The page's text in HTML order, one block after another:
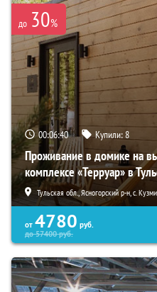
до 30%
00:06:38 Купили:8
Проживание в домике на
комплексе «Терруар» в
Тульская обл., Ясногорский р-н, с.
от 4780 руб.
до57400руб.